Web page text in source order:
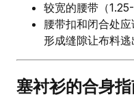
较宽的腰带（
腰带扣和闭合处
形成缝隙让布料逃
塞衬衫的合身